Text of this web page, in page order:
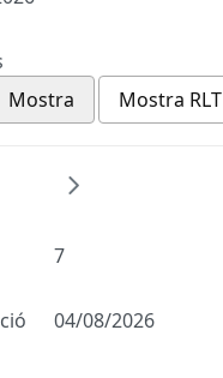
Mostra
Mostra RLT
7
04/08/2026